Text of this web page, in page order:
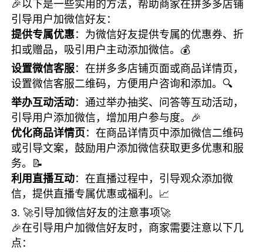
🎉以下是一些实用的方法，帮助商家在拼多多店铺
引导用户加微信好友：
提供专属优惠：为微信好友提供专属的优惠券、折
扣或赠品，吸引用户主动添加微信。💰
设置微信客服：在拼多多店铺页面或商品详情页，
设置微信客服二维码，方便用户咨询和添加。🔍
举办互动活动：通过举办抽奖、问答等互动活动，
引导用户添加微信，增加用户参与度。🎉
优化商品详情页 ：在商品详情页中添加微信二维码
或引导文案，鼓励用户添加微信获取更多优惠和服
务。📝
利用直播互动：在直播过程中，引导观众添加微
信，提供直播专属优惠或福利。📈
3. 🚀引导加微信好友的注意事项🚀
🎉在引导用户加微信好友时，商家需要注意以下几
点：